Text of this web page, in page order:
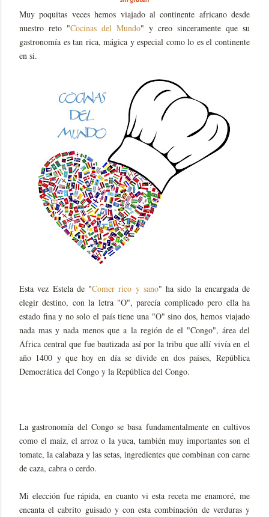
Muy poquitas veces hemos viajado al continente africano desde
nuestro reto "Cocinas del Mundo" y creo sinceramente que su
gastronomía es tan rica, mágica y especial como lo es el continente
en si.
Esta vez Estela de "Comer rico y sano" ha sido la encargada de
elegir destino, con la letra "O", parecía complicado pero ella ha
estado fina y no solo el país tiene una "O" sino dos, hemos viajado
nada mas y nada menos que a la región de el "Congo", área del
África central que fue bautizada así por la tribu que allí vivía en el
año 1400 y que hoy en día se divide en dos países, República
Democrática del Congo y la República del Congo.
La gastronomía del Congo se basa fundamentalmente en cultivos
como el maíz, el arroz o la yuca, también muy importantes son el
tomate, la calabaza y las setas, ingredientes que combinan con carne
de caza, cabra o cerdo.
Mi elección fue rápida, en cuanto vi esta receta me enamoré, me
encanta el cabrito guisado y con esta combinación de verduras y